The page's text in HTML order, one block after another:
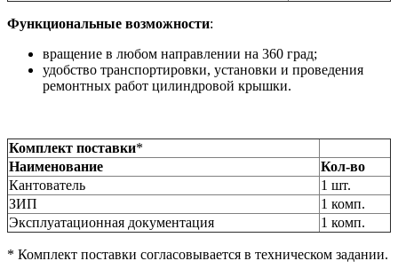
Функциональные возможности:
вращение в любом направлении на 360 град;
удобство транспортировки, установки и проведения
ремонтных работ цилиндровой крышки.
Комплект поставки*
Наименование
Кол-во
Кантователь
1 шт.
ЗИП
1 комп.
Эксплуатационная документация
1 комп.
* Комплект поставки согласовывается в техническом задании.